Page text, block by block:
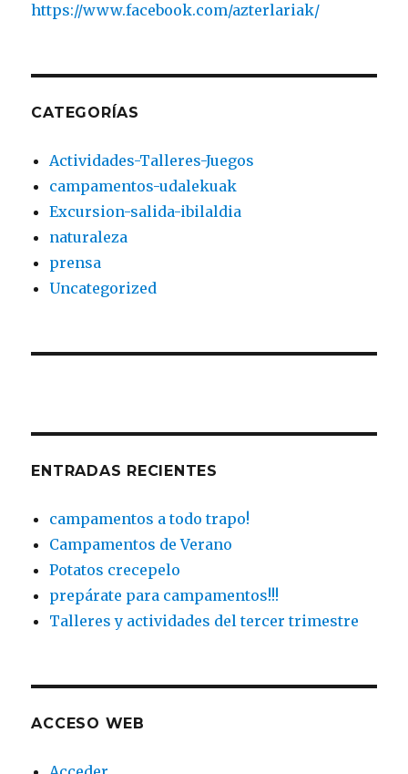
https://www.facebook.com/azterlariak/
CATEGORÍAS
Actividades-Talleres-Juegos
campamentos-udalekuak
Excursion-salida-ibilaldia
naturaleza
prensa
Uncategorized
ENTRADAS RECIENTES
campamentos a todo trapo!
Campamentos de Verano
Potatos crecepelo
prepárate para campamentos!!!
Talleres y actividades del tercer trimestre
ACCESO WEB